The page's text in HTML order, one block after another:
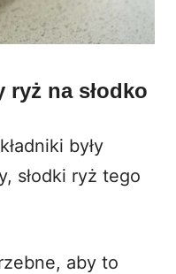
ryż na słodko
były
słodki ryż tego
aby to